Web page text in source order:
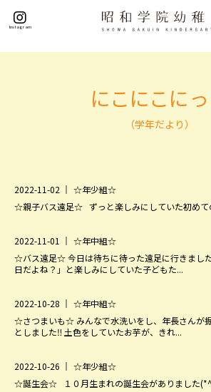
Instagram
にこにこに
（学年だより）
2022-11-02
☆年少組☆
☆親子バス遠足☆ ずっと楽しみにしていた初め
2022-11-01
☆年中組☆
☆バス遠足☆ 今日は待ちに待った遠足に行きまし
日だよね？」と楽しみにしていた子どもた...
2022-10-28
☆年中組☆
☆さつまいも☆ みんなで水洗いをし、年長さんが
としました‼ 土色をしていたお芋が、きれ...
2022-10-26
☆年少組☆
☆誕生会☆ １０月生まれの誕生会がありました
トップページ
教育の特色
課外教室
園生活
園の一日
園の毎日